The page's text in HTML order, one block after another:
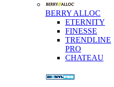
BERRY ALLOC
ETERNITY
FINESSE
TRENDLINE
PRO
CHATEAU